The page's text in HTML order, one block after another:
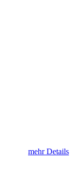
mehr Details